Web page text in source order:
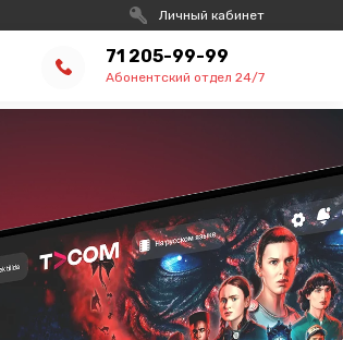
Личный кабинет
71 205-99-99
Абонентский отдел 24/7